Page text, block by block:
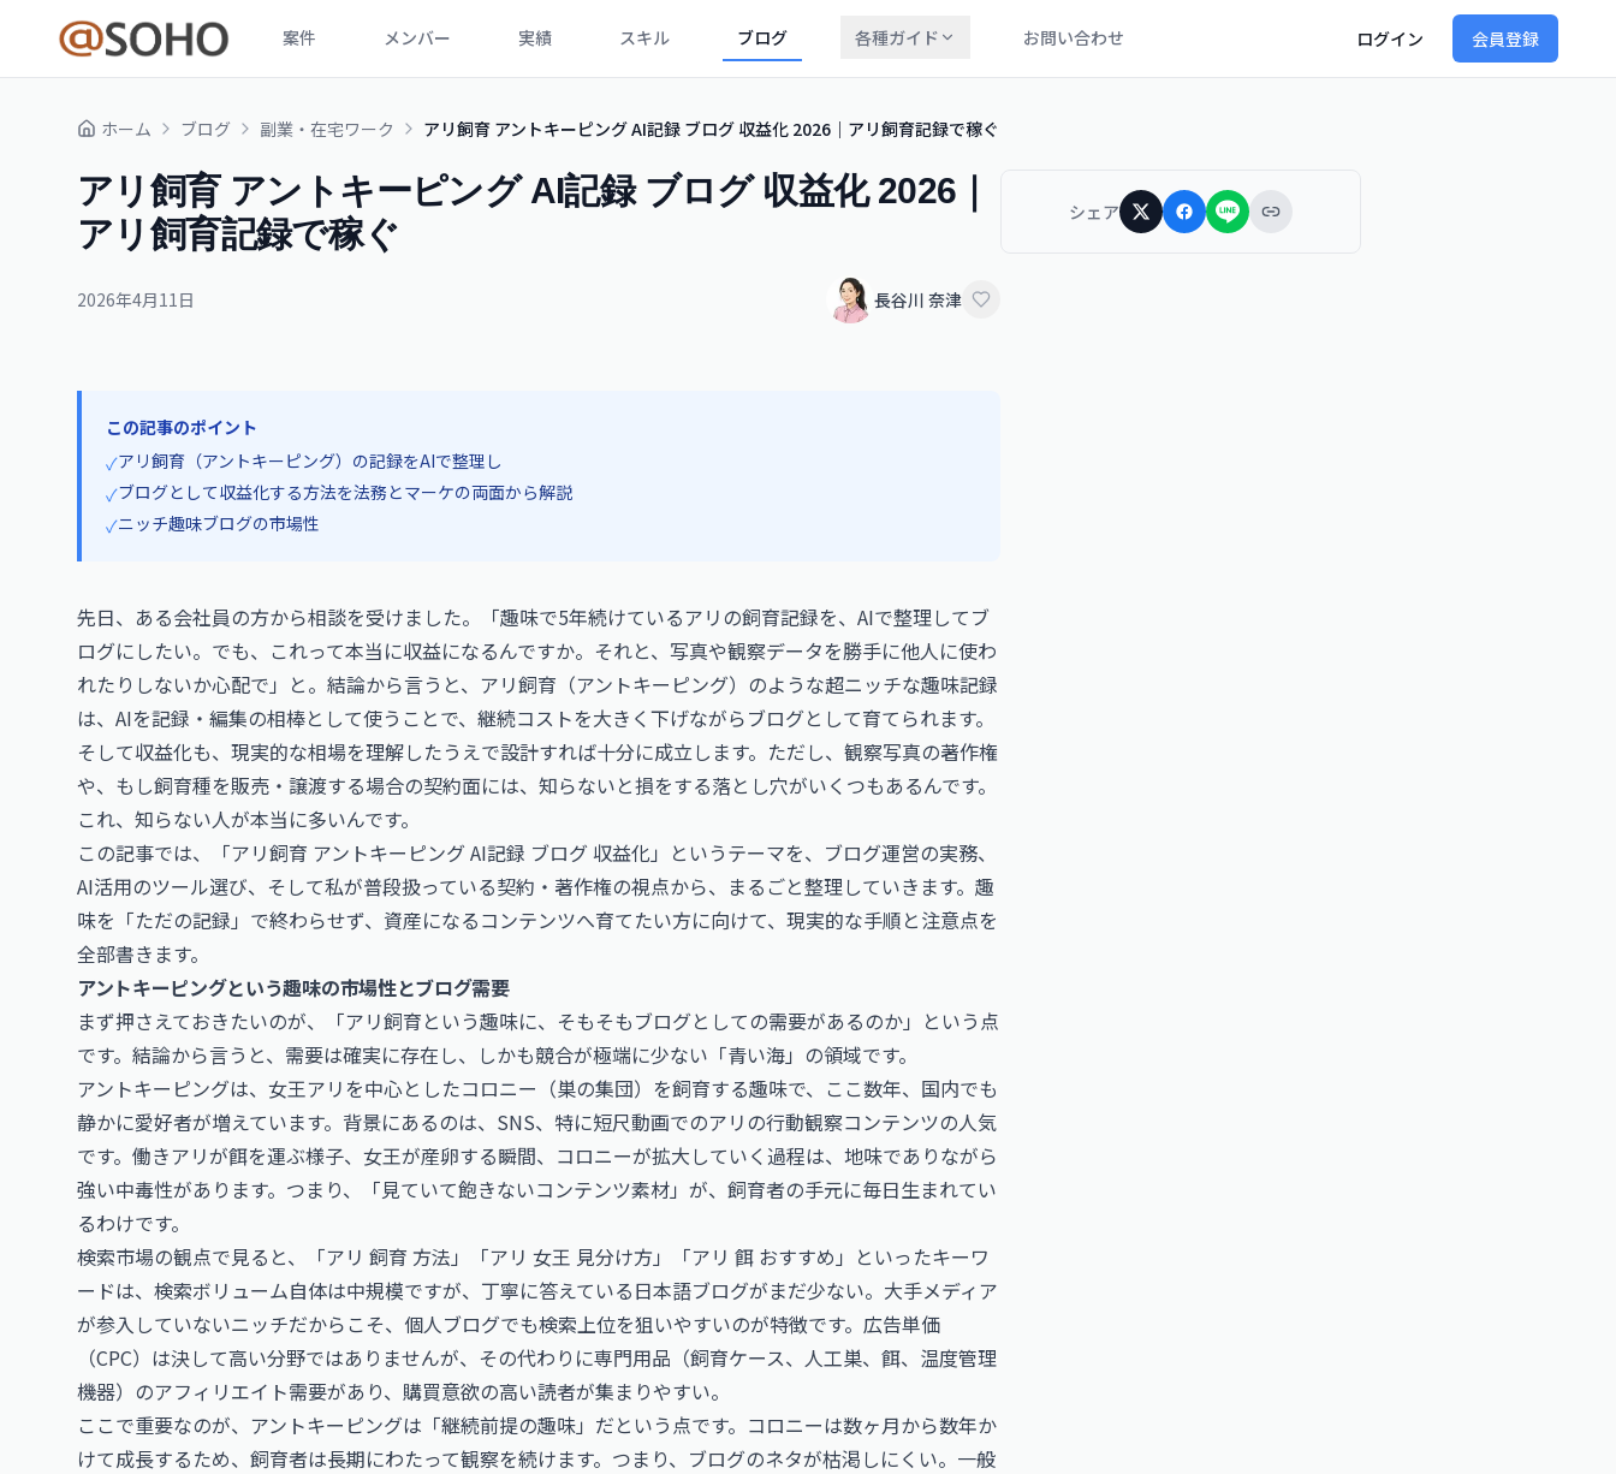
案件 メンバー 実績 スキル ブログ 各種ガイド お問い合わせ ログイン 会員登録
ホーム ブログ 副業・在宅ワーク アリ飼育 アントキーピング AI記録 ブログ 収益化 2026｜アリ飼育記録で稼ぐ
アリ飼育 アントキーピング AI記録 ブログ 収益化 2026｜
アリ飼育記録で稼ぐ
2026年4月11日 長谷川 奈津
この記事のポイント
✓アリ飼育（アントキーピング）の記録をAIで整理し
✓ブログとして収益化する方法を法務とマーケの両面から解説
✓ニッチ趣味ブログの市場性
先日、ある会社員の方から相談を受けました。「趣味で5年続けているアリの飼育記録を、AIで整理してブ
ログにしたい。でも、これって本当に収益になるんですか。それと、写真や観察データを勝手に他人に使わ
れたりしないか心配で」と。結論から言うと、アリ飼育（アントキーピング）のような超ニッチな趣味記録
は、AIを記録・編集の相棒として使うことで、継続コストを大きく下げながらブログとして育てられます。
そして収益化も、現実的な相場を理解したうえで設計すれば十分に成立します。ただし、観察写真の著作権
や、もし飼育種を販売・譲渡する場合の契約面には、知らないと損をする落とし穴がいくつもあるんです。
これ、知らない人が本当に多いんです。
この記事では、「アリ飼育 アントキーピング AI記録 ブログ 収益化」というテーマを、ブログ運営の実務、
AI活用のツール選び、そして私が普段扱っている契約・著作権の視点から、まるごと整理していきます。趣
味を「ただの記録」で終わらせず、資産になるコンテンツへ育てたい方に向けて、現実的な手順と注意点を
全部書きます。
アントキーピングという趣味の市場性とブログ需要
まず押さえておきたいのが、「アリ飼育という趣味に、そもそもブログとしての需要があるのか」という点
です。結論から言うと、需要は確実に存在し、しかも競合が極端に少ない「青い海」の領域です。
アントキーピングは、女王アリを中心としたコロニー（巣の集団）を飼育する趣味で、ここ数年、国内でも
静かに愛好者が増えています。背景にあるのは、SNS、特に短尺動画でのアリの行動観察コンテンツの人気
です。働きアリが餌を運ぶ様子、女王が産卵する瞬間、コロニーが拡大していく過程は、地味でありながら
強い中毒性があります。つまり、「見ていて飽きないコンテンツ素材」が、飼育者の手元に毎日生まれてい
るわけです。
検索市場の観点で見ると、「アリ 飼育 方法」「アリ 女王 見分け方」「アリ 餌 おすすめ」といったキーワ
ードは、検索ボリューム自体は中規模ですが、丁寧に答えている日本語ブログがまだ少ない。大手メディア
が参入していないニッチだからこそ、個人ブログでも検索上位を狙いやすいのが特徴です。広告単価
（CPC）は決して高い分野ではありませんが、その代わりに専門用品（飼育ケース、人工巣、餌、温度管理
機器）のアフィリエイト需要があり、購買意欲の高い読者が集まりやすい。
ここで重要なのが、アントキーピングは「継続前提の趣味」だという点です。コロニーは数ヶ月から数年か
けて成長するため、飼育者は長期にわたって観察を続けます。つまり、ブログのネタが枯渇しにくい。一般
シェア